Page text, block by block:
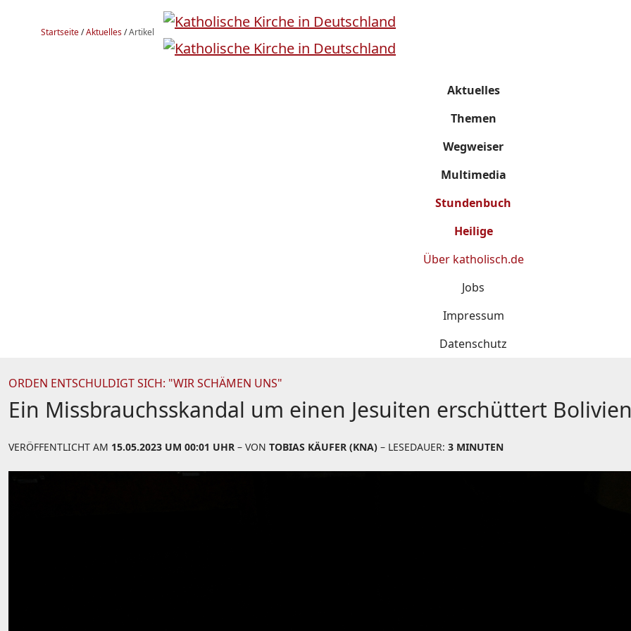
Startseite/Aktuelles/Artikel
Aktuelles
Themen
Wegweiser
Multimedia
Stundenbuch
Heilige
Über katholisch.de
Jobs
Impressum
Datenschutz
ORDEN ENTSCHULDIGT SICH: "WIR SCHÄMEN UNS"
Ein Missbrauchsskandal um einen Jesuiten erschüttert
VERÖFFENTLICHT AM 15.05.2023 UM 00:01 UHR – VON TOBIAS KÄUFER (KNA) – LESEDAUER: 3 MINUTEN